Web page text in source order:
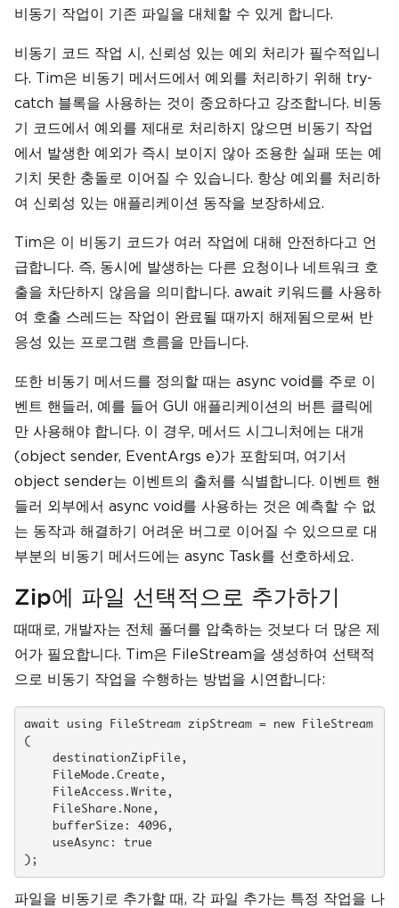
비동기 작업이 기존 파일을 대체할 수 있게 합니다.
비동기 코드 작업 시, 신뢰성 있는 예외 처리가 필수적입니
다. Tim은 비동기 메서드에서 예외를 처리하기 위해 try-
catch 블록을 사용하는 것이 중요하다고 강조합니다. 비동
기 코드에서 예외를 제대로 처리하지 않으면 비동기 작업
에서 발생한 예외가 즉시 보이지 않아 조용한 실패 또는 예
기치 못한 충돌로 이어질 수 있습니다. 항상 예외를 처리하
여 신뢰성 있는 애플리케이션 동작을 보장하세요.
Tim은 이 비동기 코드가 여러 작업에 대해 안전하다고 언
급합니다. 즉, 동시에 발생하는 다른 요청이나 네트워크 호
출을 차단하지 않음을 의미합니다. await 키워드를 사용하
여 호출 스레드는 작업이 완료될 때까지 해제됨으로써 반
응성 있는 프로그램 흐름을 만듭니다.
또한 비동기 메서드를 정의할 때는 async void를 주로 이
벤트 핸들러, 예를 들어 GUI 애플리케이션의 버튼 클릭에
만 사용해야 합니다. 이 경우, 메서드 시그니처에는 대개
(object sender, EventArgs e)가 포함되며, 여기서
object sender는 이벤트의 출처를 식별합니다. 이벤트 핸
들러 외부에서 async void를 사용하는 것은 예측할 수 없
는 동작과 해결하기 어려운 버그로 이어질 수 있으므로 대
부분의 비동기 메서드에는 async Task를 선호하세요.
Zip에 파일 선택적으로 추가하기
때때로, 개발자는 전체 폴더를 압축하는 것보다 더 많은 제
어가 필요합니다. Tim은 FileStream을 생성하여 선택적
으로 비동기 작업을 수행하는 방법을 시연합니다:
await using FileStream zipStream = new FileStream
(
파일을 비동기로 추가할 때, 각 파일 추가는 특정 작업을 나